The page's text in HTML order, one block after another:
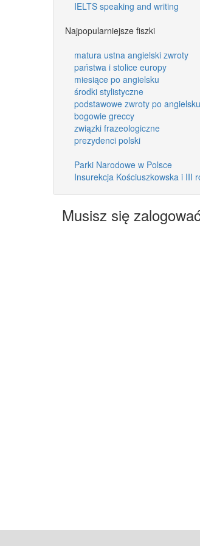
IELTS speaking and writing
Najpopularniejsze fiszki
matura ustna angielski zwroty
państwa i stolice europy
miesiące po angielsku
środki stylistyczne
podstawowe zwroty po angielsku
bogowie greccy
związki frazeologiczne
prezydenci polski
Parki Narodowe w Polsce
Insurekcja Kościuszkowska i III
Musisz się